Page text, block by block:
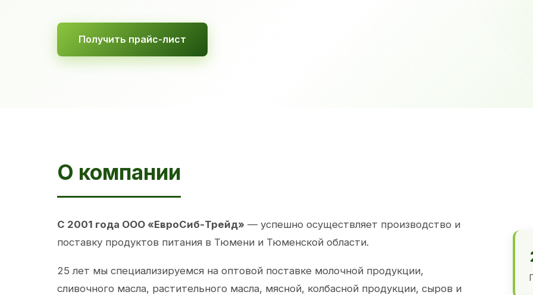
Получить прайс-лист
О компании
С 2001 года ООО «ЕвроСиб-Трейд» — успешно осуществляет производство и
поставку продуктов питания в Тюмени и Тюменской области.
25 лет мы специализируемся на оптовой поставке молочной продукции,
сливочного масла, растительного масла, мясной, колбасной продукции, сыров и